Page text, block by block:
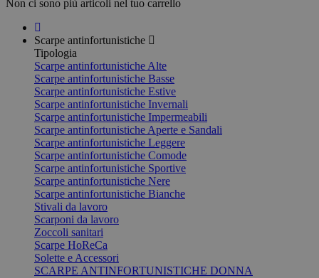
Non ci sono più articoli nel tuo carrello
Scarpe antinfortunistiche
Tipologia
Scarpe antinfortunistiche Alte
Scarpe antinfortunistiche Basse
Scarpe antinfortunistiche Estive
Scarpe antinfortunistiche Invernali
Scarpe antinfortunistiche Impermeabili
Scarpe antinfortunistiche Aperte e Sandali
Scarpe antinfortunistiche Leggere
Scarpe antinfortunistiche Comode
Scarpe antinfortunistiche Sportive
Scarpe antinfortunistiche Nere
Scarpe antinfortunistiche Bianche
Stivali da lavoro
Scarponi da lavoro
Zoccoli sanitari
Scarpe HoReCa
Solette e Accessori
SCARPE ANTINFORTUNISTICHE DONNA